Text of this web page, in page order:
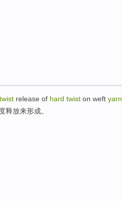
twist release of hard twist on weft yarn
释放来形成。